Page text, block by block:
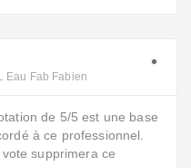
Eau Fab Fabien
de 5/5 est une base
à ce professionnel.
supprimera ce